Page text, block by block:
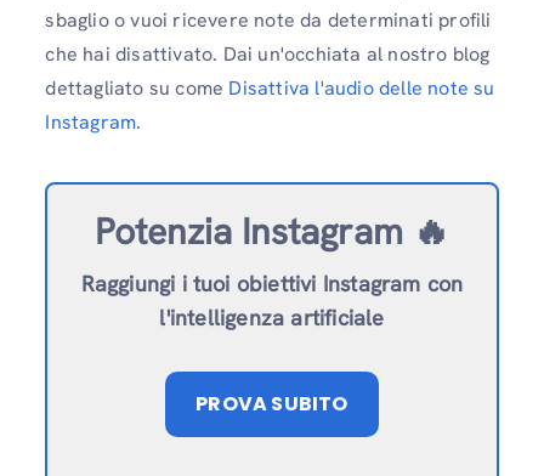
sbaglio o vuoi ricevere note da determinati profili
che hai disattivato. Dai un'occhiata al nostro blog
dettagliato su come Disattiva l'audio delle note su
Instagram.
Potenzia Instagram 🔥
Raggiungi i tuoi obiettivi Instagram con
l'intelligenza artificiale
PROVA SUBITO